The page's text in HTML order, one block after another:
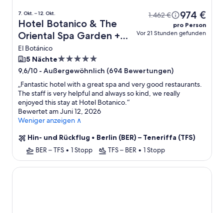
7. Okt. – 12. Okt.
Hotel Botanico & The
Oriental Spa Garden +
Flug
El Botánico
1.462 € 974 €
pro Person
Vor 21 Stunden gefunden
5 Nächte5.0-
Sterne-
Unterkunft
9,6/10 - Außergewöhnlich (694 Bewertungen)
„Fantastic hotel with a great spa and very good restaurants.
The staff is very helpful and always so kind, we really
enjoyed this stay at Hotel Botanico.“
Bewertet am Juni 12, 2026
Weniger anzeigen ∧
Hin- und Rückflug • Berlin (BER) – Teneriffa (TFS)
BER – TFS • 1 Stopp TFS – BER • 1 Stopp
Royal Hideaway Corales Villas